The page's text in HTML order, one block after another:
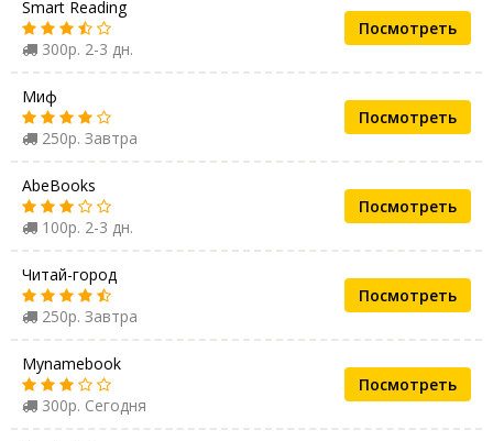
Smart Reading
300р. 2-3 дн.
Посмотреть
Миф
250р. Завтра
Посмотреть
AbeBooks
100р. 2-3 дн.
Посмотреть
Читай-город
250р. Завтра
Посмотреть
Mynamebook
300р. Сегодня
Посмотреть